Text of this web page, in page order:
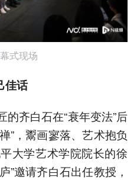
式现场
佳话
齐白石在“衰年变法”后
”，鬻画寥落、艺术抱负
大学艺术学院院长的徐
”邀请齐白石出任教授，